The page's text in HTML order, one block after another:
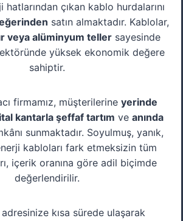
hatlarından çıkan kablo hurdalarını
satın almaktadır. Kablolar,
veya alüminyum teller sayesinde
yüksek ekonomik değere
sahiptir.
firmamız, müşterilerine yerinde
kantarla şeffaf tartım ve anında
sunmaktadır. Soyulmuş, yanık,
kabloları fark etmeksizin tüm
içerik oranına göre adil biçimde
değerlendirilir.
kısa sürede ulaşarak